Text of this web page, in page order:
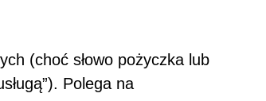
(choć słowo pożyczka lub
Polega na